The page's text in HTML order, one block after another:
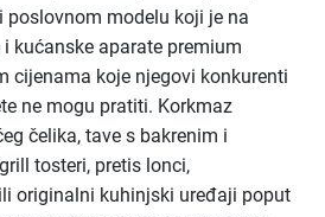
poslovnom modelu koji je na
kućanske aparate premium
cijenama koje njegovi konkurenti
ne mogu pratiti. Korkmaz
čelika, tave s bakrenim i
tosteri, pretis lonci,
originalni kuhinjski uređaji poput